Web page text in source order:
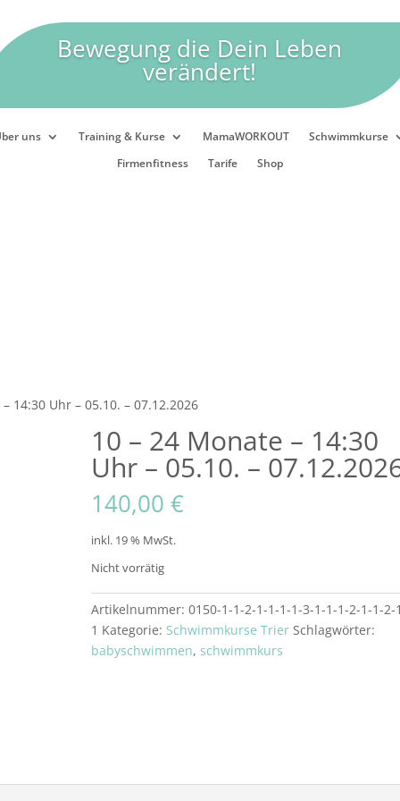
Bewegung die Dein Leben
verändert!
uns Training & Kurse MamaWORKOUT
Schwimmkurse
Firmenfitness
Tarife Shop
14:30 Uhr – 05.10. – 07.12.2026
10 – 24 Monate – 14:30
Uhr – 05.10. –
140,00 €
inkl. 19 % MwSt.
Nicht vorrätig
Artikelnummer: 0150-1-1-2-1-1-1-1-3-1-1-1-2-1-1-2-
1 Kategorie: Schwimmkurse Trier Schlagwörter:
babyschwimmen, schwimmkurs